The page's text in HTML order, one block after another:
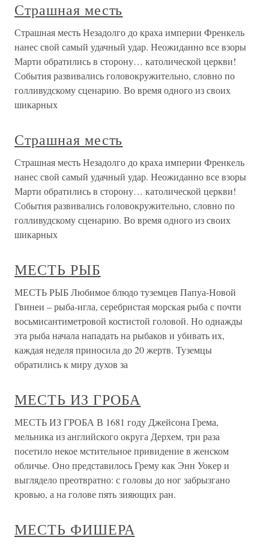
Страшная месть
Страшная месть Незадолго до краха империи Френкель
нанес свой самый удачный удар. Неожиданно все взоры
Марти обратились в сторону… католической церкви!
События развивались головокружительно, словно по
голливудскому сценарию. Во время одного из своих
шикарных
Страшная месть
Страшная месть Незадолго до краха империи Френкель
нанес свой самый удачный удар. Неожиданно все взоры
Марти обратились в сторону… католической церкви!
События развивались головокружительно, словно по
голливудскому сценарию. Во время одного из своих
шикарных
МЕСТЬ РЫБ
МЕСТЬ РЫБ Любимое блюдо туземцев Папуа-Новой
Гвинеи – рыба-игла, серебристая морская рыба с почти
восьмисантиметровой костистой головой. Но однажды
эта рыба начала нападать на рыбаков и убивать их,
каждая неделя приносила до 20 жертв. Туземцы
обратились к миру духов за
МЕСТЬ ИЗ ГРОБА
МЕСТЬ ИЗ ГРОБА В 1681 году Джейсона Грема,
мельника из английского округа Дерхем, три раза
посетило некое мстительное привидение в женском
обличье. Оно представилось Грему как Энн Уокер и
выглядело преотвратно: с головы до ног забрызгано
кровью, а на голове пять зияющих ран.
МЕСТЬ ФИШЕРА